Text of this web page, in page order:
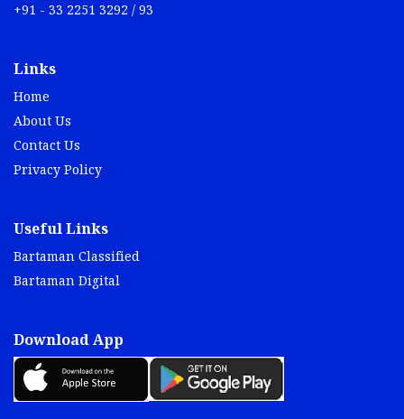
+91 - 33 2251 3292 / 93
Links
Home
About Us
Contact Us
Privacy Policy
Useful Links
Bartaman Classified
Bartaman Digital
Download App